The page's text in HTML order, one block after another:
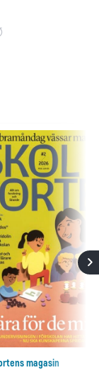
magasin